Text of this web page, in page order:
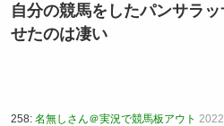
自分の競馬をしたパンサラ
せたのは凄い
258: 名無しさん＠実況で競馬板アウト